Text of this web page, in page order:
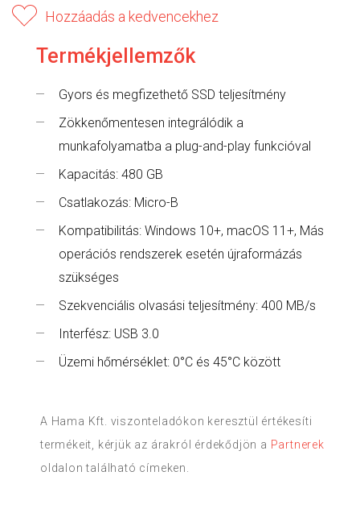
Hozzáadás a kedvencekhez
Termékjellemzők
Gyors és megfizethető SSD teljesítmény
Zökkenőmentesen integrálódik a
munkafolyamatba a plug-and-play funkcióval
Kapacitás: 480 GB
Csatlakozás: Micro-B
Kompatibilitás: Windows 10+, macOS 11+, Más
operációs rendszerek esetén újraformázás
szükséges
Szekvenciális olvasási teljesítmény: 400 MB/s
Interfész: USB 3.0
Üzemi hőmérséklet: 0°C és 45°C között
A Hama Kft. viszonteladókon keresztül értékesíti
termékeit, kérjük az árakról érdekődjön a Partnerek
oldalon található címeken.